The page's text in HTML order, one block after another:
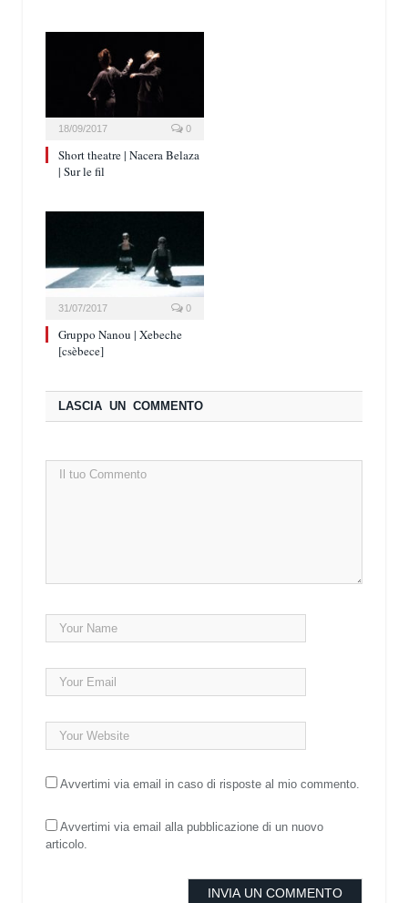
18/09/2017 0
Short theatre | Nacera Belaza
| Sur le fil
31/07/2017 0
Gruppo Nanou | Xebeche
[csèbece]
LASCIA UN COMMENTO
Avvertimi via email in caso di risposte al mio commento.
Avvertimi via email alla pubblicazione di un nuovo
articolo.